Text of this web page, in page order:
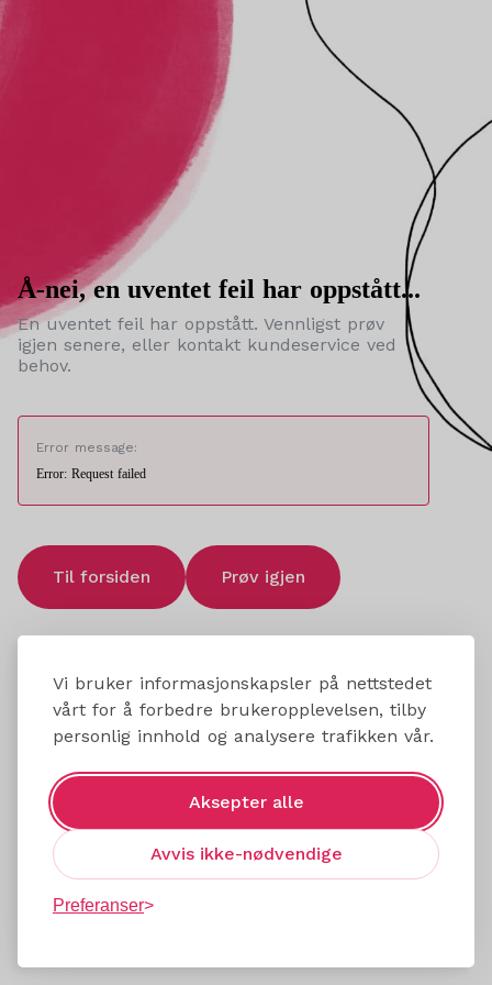
Vi bruker informasjonskapsler på nettstedet
vårt for å forbedre brukeropplevelsen, tilby
personlig innhold og analysere trafikken vår.
Aksepter alle
Avvis ikke-nødvendige
Preferanser
Å-nei, en uventet feil har oppstått...
En uventet feil har oppstått. Vennligst prøv
igjen senere, eller kontakt kundeservice ved
behov.
Error message:
Error: Request failed
Til forsiden Prøv igjen